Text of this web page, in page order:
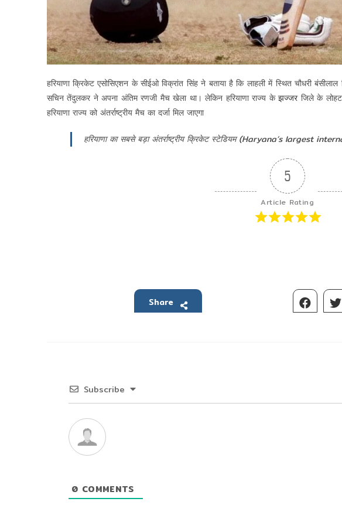
हरियाणा क्रिकेट एसोसिएशन के सीईओ विक्रांत सिंह ने बताया है कि लाहली में स्थित चौधरी
सचिन तेंदुलकर ने अपना अंतिम रणजी मैच खेला था। लेकिन हरियाणा राज्य केझज्जरजिले के लोहट
हरियाणा राज्य को अंतर्राष्ट्रीय मैच का दर्जा मिल जाएगा
हरियाणा का सबसे बड़ा अंतर्राष्ट्रीय क्रिकेट स्टेडियम (Haryana’s largest
5
Article Rating
Share
Subscribe
0 COMMENTS